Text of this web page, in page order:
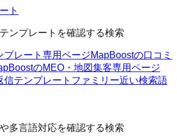
ト
ンプレートを確認する検索
プレート 専用ページMapBoostの口コミ
のMEO・地図集客専用ページ
信テンプレートファミリー近い検索語
多言語対応を確認する検索